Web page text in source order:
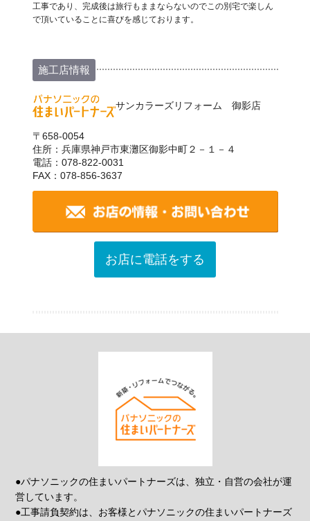
工事であり、完成後は旅行もままならないのでこの別宅で楽しん
で頂いていることに喜びを感じております。
施工店情報
サンカラーズリフォーム 御影店
〒658-0054
住所：兵庫県神戸市東灘区御影中町２－１－４
電話：078-822-0031
FAX：078-856-3637
お店に電話をする
●パナソニックの住まいパートナーズは、独立・自営の会社が運
営しています。
●工事請負契約は、お客様とパナソニックの住まいパートナーズ